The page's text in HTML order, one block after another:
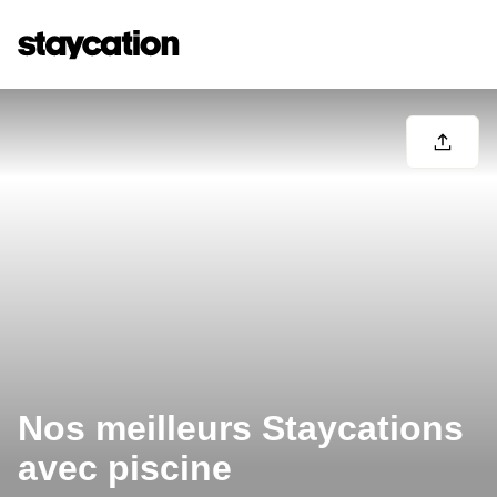
Nos meilleurs Staycations
avec piscine